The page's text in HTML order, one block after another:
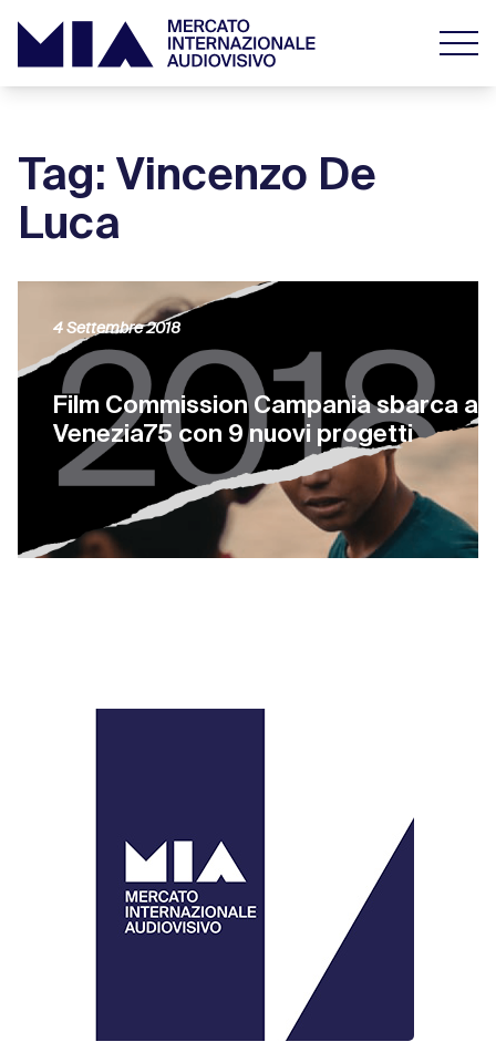
Tag: Vincenzo De
Luca
Film Commission Campania sbarca a
Venezia75 con 9 nuovi progetti
4 Settembre 2018